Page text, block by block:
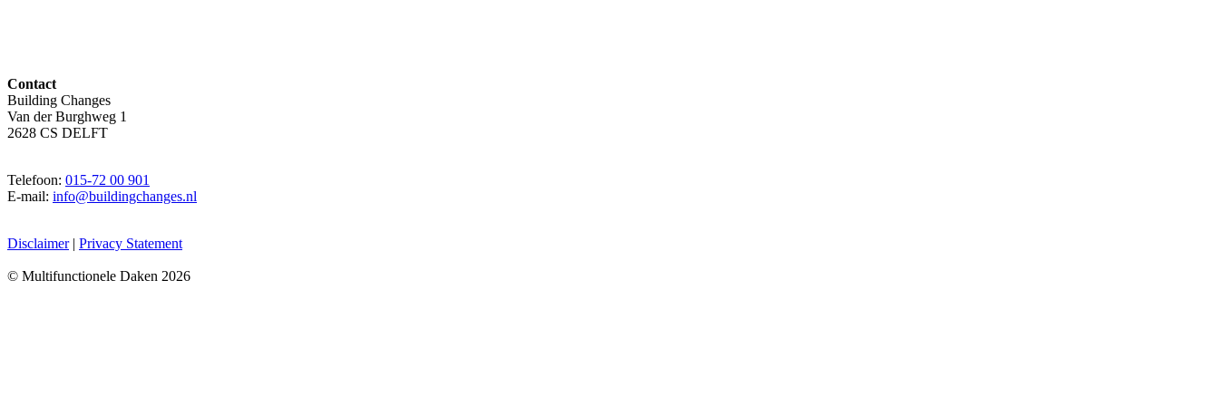
Contact
Building Changes
Van der Burghweg 1
2628 CS DELFT
Telefoon: 015-72 00 901
E-mail: info@buildingchanges.nl
Disclaimer| Privacy Statement
© Multifunctionele Daken 2026